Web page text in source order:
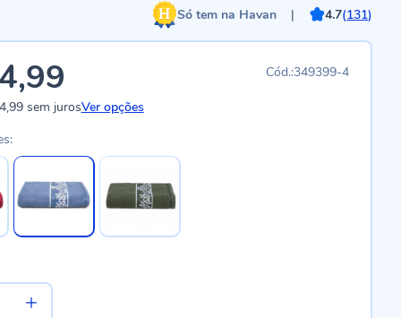
Só tem na Havan | 4.7(131)
349399-4
sem jurosVer opções